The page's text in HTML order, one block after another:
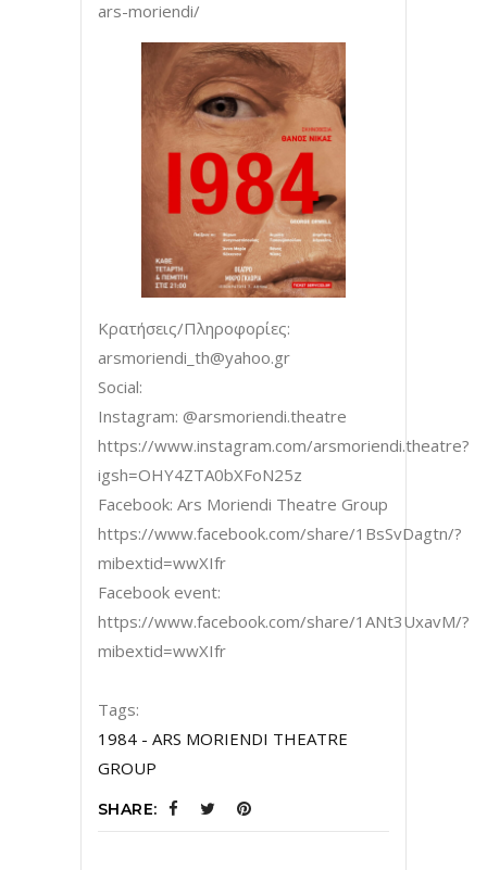
ars-moriendi/
Κρατήσεις/Πληροφορίες:
arsmoriendi_th@yahoo.gr
Social:
Instagram: @arsmoriendi.theatre
https://www.instagram.com/arsmoriendi.theatre?
igsh=OHY4ZTA0bXFoN25z
Facebook: Ars Moriendi Theatre Group
https://www.facebook.com/share/1BsSvDagtn/?
mibextid=wwXIfr
Facebook event:
https://www.facebook.com/share/1ANt3UxavM/?
mibextid=wwXIfr
Tags:
1984 - ARS MORIENDI THEATRE
GROUP
SHARE: